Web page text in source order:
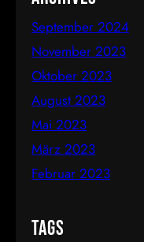
Goldenen…
September 2024
November 2023
Oktober 2023
August 2023
Mai 2023
März 2023
Februar 2023
Tags